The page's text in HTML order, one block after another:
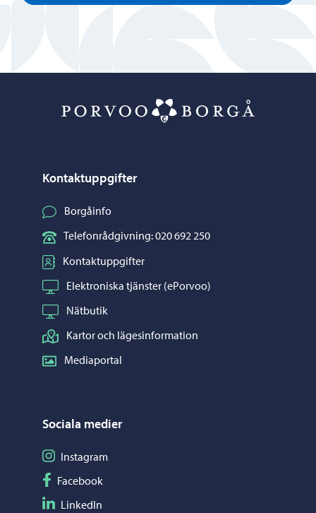
Kontaktuppgifter
Borgåinfo
Telefonrådgivning: 020 692 250
Kontaktuppgifter
Elektroniska tjänster (ePorvoo)
Nätbutik
Kartor och lägesinformation
Mediaportal
Sociala medier
Följ på Instagram
Instagram
Följ på Facebook
Facebook
Följ på LinkedIn
LinkedIn